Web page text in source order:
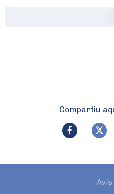
Compartiu
Avís